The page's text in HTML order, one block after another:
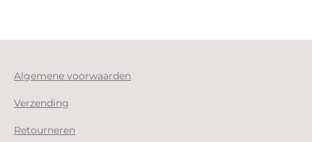
Algemene voorwaarden
Verzending
Retourneren